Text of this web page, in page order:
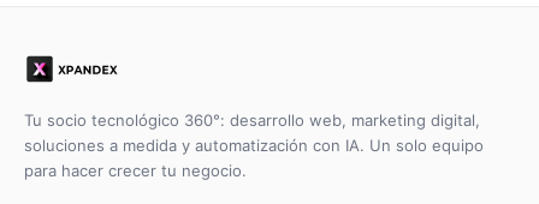
Tu socio tecnológico 360°: desarrollo web, marketing digital,
soluciones a medida y automatización con IA. Un solo equipo
para hacer crecer tu negocio.